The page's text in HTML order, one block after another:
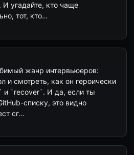
И угадайте, кто чаще
тот, кто…
жанр интервьюеров:
и смотреть, как он героически
и `recover`. И да, если ты
списку, это видно
сг…